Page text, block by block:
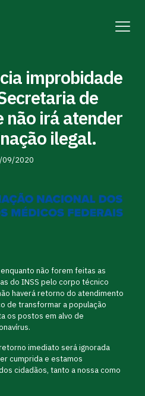
improbidade
de
não irá atender
ilegal.
09/2020
não forem feitas as
do INSS pelo corpo técnico
haverá retorno do atendimento
de transformar a população
os postos em alvo de
imediato será ignorada
cumprida e estamos
cidadãos, tanto a nossa como